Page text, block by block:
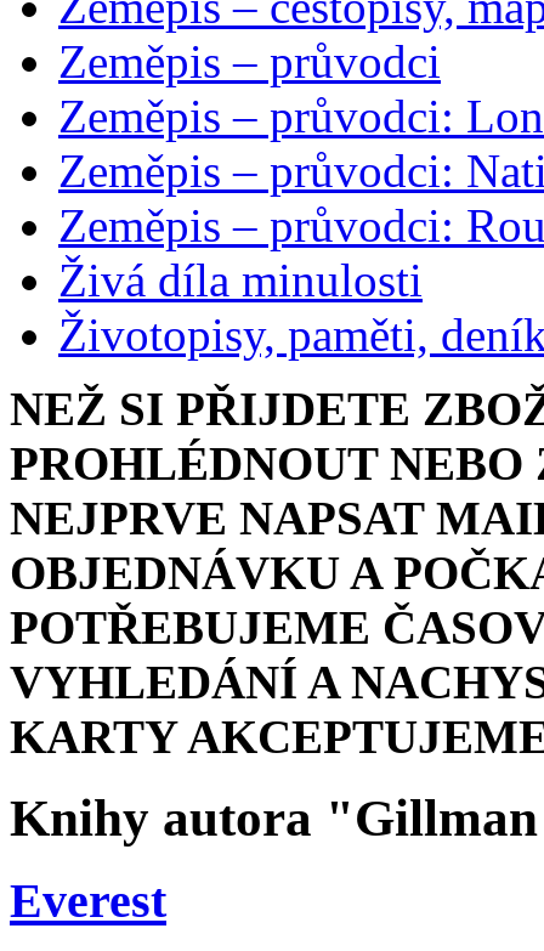
Zeměpis – průvodci
Zeměpis – průvodci:
Zeměpis – průvodci:
Zeměpis – průvodci:
Živá díla minulosti
Životopisy, paměti,
NEŽ SI PŘIJDETE
PROHLÉDNOUT
NEJPRVE NAPSAT
OBJEDNÁVKU A
POTŘEBUJEME
VYHLEDÁNÍ A
KARTY
Knihy autora
Everest